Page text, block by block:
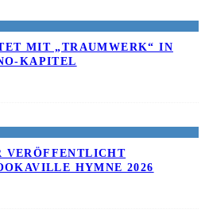
MIT „TRAUMWERK“ IN
KAPITEL
VERÖFFENTLICHT
HYMNE 2026